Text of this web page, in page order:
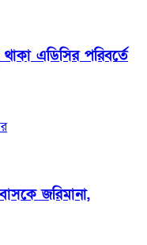
এডিসির পরিবর্তে
জরিমানা,